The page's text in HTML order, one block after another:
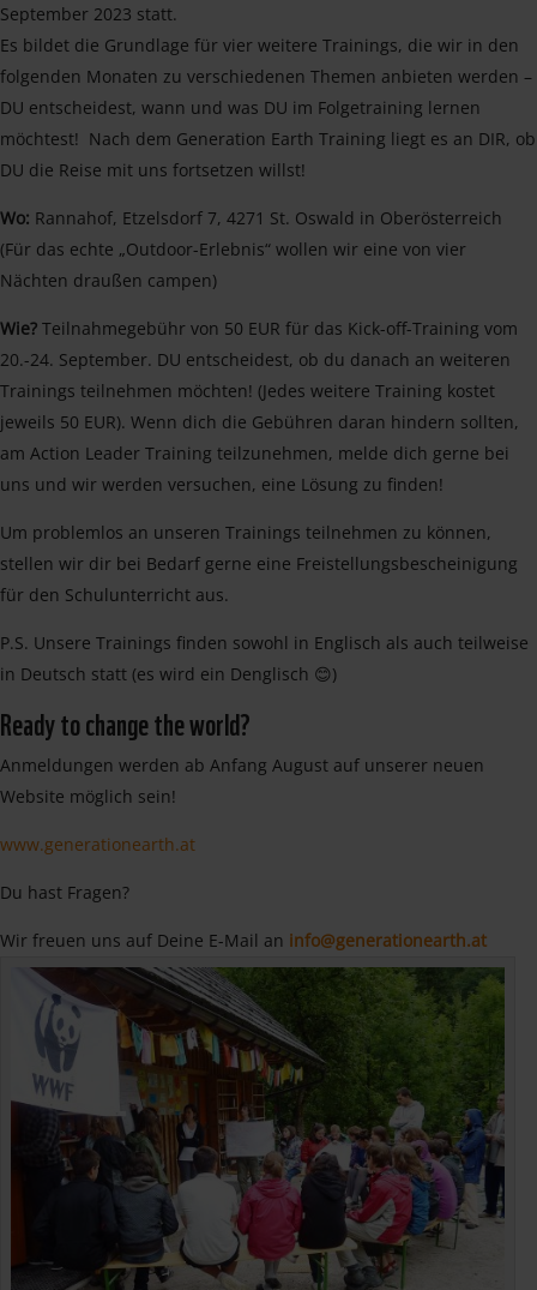
September 2023 statt.
Es bildet die Grundlage für vier weitere Trainings, die wir in den
folgenden Monaten zu verschiedenen Themen anbieten werden –
DU entscheidest, wann und was DU im Folgetraining lernen
möchtest! Nach dem Generation Earth Training liegt es an DIR, ob
DU die Reise mit uns fortsetzen willst!
Wo: Rannahof, Etzelsdorf 7, 4271 St. Oswald in Oberösterreich
(Für das echte „Outdoor-Erlebnis“ wollen wir eine von vier
Nächten draußen campen)
Wie? Teilnahmegebühr von 50 EUR für das Kick-off-Training vom
20.-24. September. DU entscheidest, ob du danach an weiteren
Trainings teilnehmen möchten! (Jedes weitere Training kostet
jeweils 50 EUR). Wenn dich die Gebühren daran hindern sollten,
am Action Leader Training teilzunehmen, melde dich gerne bei
uns und wir werden versuchen, eine Lösung zu finden!
Um problemlos an unseren Trainings teilnehmen zu können,
stellen wir dir bei Bedarf gerne eine Freistellungsbescheinigung
für den Schulunterricht aus.
P.S. Unsere Trainings finden sowohl in Englisch als auch teilweise
in Deutsch statt (es wird ein Denglisch 😊)
Ready to change the world?
Anmeldungen werden ab Anfang August auf unserer neuen
Website möglich sein!
www.generationearth.at
Du hast Fragen?
Wir freuen uns auf Deine E-Mail an info@generationearth.at